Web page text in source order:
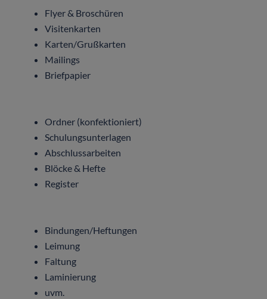
Flyer & Broschüren
Visitenkarten
Karten/Grußkarten
Mailings
Briefpapier
Ordner (konfektioniert)
Schulungsunterlagen
Abschlussarbeiten
Blöcke & Hefte
Register
Bindungen/Heftungen
Leimung
Faltung
Laminierung
uvm.